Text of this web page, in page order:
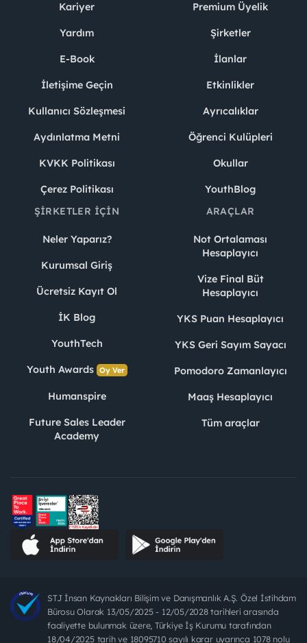
Kariyer
Yardım
E-Book
İletişime Geçin
Kullanıcı Sözleşmesi
Aydınlatma Metni
KVKK Politikası
Çerez Politikası
Premium Üyelik
Şirketler
İlanlar
Etkinlikler
Ayrıcalıklar
Öğrenci Kulüpleri
Okullar
YouthBlog
ŞIRKETLER İÇIN
Neler Yaparız?
Kurumsal Giriş
Ücretsiz Kayıt Ol
İK Blog
YouthTech
Youth Awards Oy Ver
Humanspire
Future Sales Leader
Academy
ARAÇLAR
Not Ortalaması
Hesaplayıcı
Vize Final Büt
Hesaplayıcı
YKS Puan Hesaplayıcı
YKS Geri Sayım Sayacı
Pomodoro Zamanlayıcı
Maaş Hesaplayıcı
Tüm araçlar
STJ İnsan Kaynakları Bilişim ve Danışmanlık A.Ş. Özel İstihdam
Bürosu Olarak 13/05/2025 - 12/05/2028 tarihleri arasında
faaliyette bulunmak üzere, Türkiye İş Kurumu tarafından
18/04/2025 tarih ve 18095710 sayılı karar uyarınca 1078 nolu